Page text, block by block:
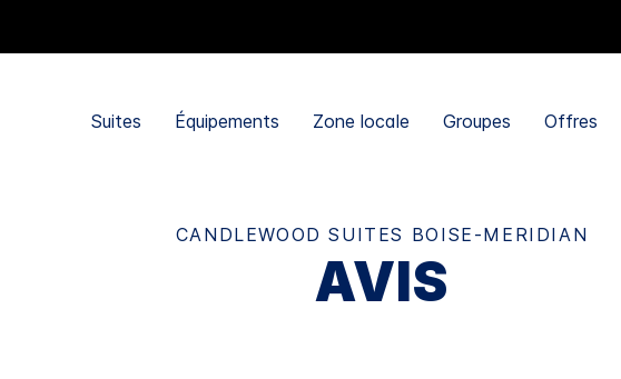
Suites Équipements Zone locale Groupes Offres
CANDLEWOOD SUITES BOISE-MERIDIAN
AVIS